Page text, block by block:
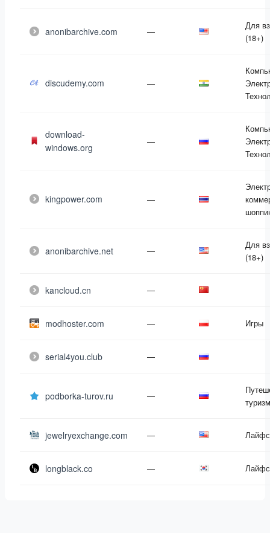
anonibarchive.com —
Для
(18+)
discudemy.com —
download-
windows.org
—
kingpower.com —
anonibarchive.net —
Для
(18+)
kancloud.cn —
modhoster.com — Игры
serial4you.club —
podborka-turov.ru —
туризм
jewelryexchange.com —
longblack.co —